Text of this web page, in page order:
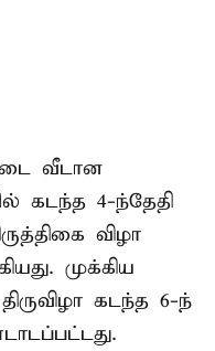
வீடான
கடந்த 4-ந்தேதி
விழா
முக்கிய
கடந்த 6-ந்